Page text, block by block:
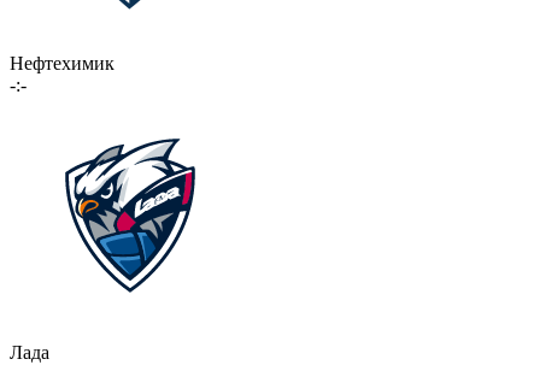
Нефтехимик
-:-
Лада